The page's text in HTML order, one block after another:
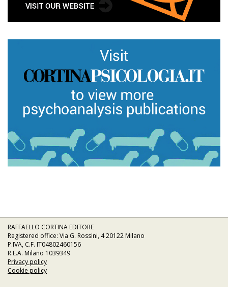
RAFFAELLO CORTINA EDITORE
Registered office: Via G. Rossini, 4 20122 Milano
P.IVA, C.F. IT04802460156
R.E.A. Milano 1039349
Privacy policy
Cookie policy